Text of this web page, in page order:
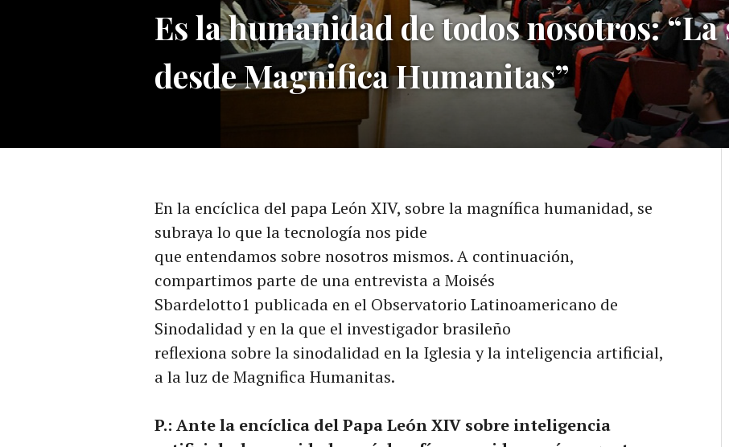
Es la humanidad de todos nosotros:
desde Magnifica Humanitas”
En la encíclica del papa León XIV, sobre la magnífica humanidad, se
subraya lo que la tecnología nos pide
que entendamos sobre nosotros mismos. A continuación,
compartimos parte de una entrevista a Moisés
Sbardelotto1 publicada en el Observatorio Latinoamericano de
Sinodalidad y en la que el investigador brasileño
reflexiona sobre la sinodalidad en la Iglesia y la inteligencia artificial,
a la luz de Magnifica Humanitas.
P.: Ante la encíclica del Papa León XIV sobre inteligencia